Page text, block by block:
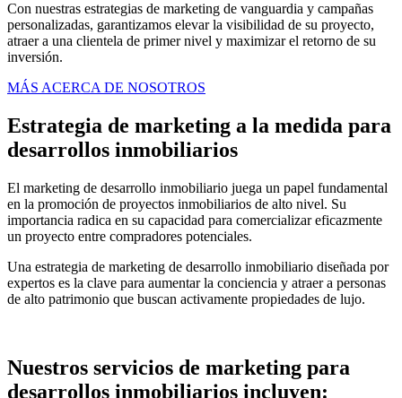
Con nuestras estrategias de marketing de vanguardia y campañas
personalizadas, garantizamos elevar la visibilidad de su proyecto,
atraer a una clientela de primer nivel y maximizar el retorno de su
inversión.
MÁS ACERCA DE NOSOTROS
Estrategia de marketing a la medida para
desarrollos inmobiliarios
El marketing de desarrollo inmobiliario juega un papel fundamental
en la promoción de proyectos inmobiliarios de alto nivel. Su
importancia radica en su capacidad para comercializar eficazmente
un proyecto entre compradores potenciales.
Una estrategia de marketing de desarrollo inmobiliario diseñada por
expertos es la clave para aumentar la conciencia y atraer a personas
de alto patrimonio que buscan activamente propiedades de lujo.
Nuestros servicios de marketing para
desarrollos inmobiliarios incluyen: